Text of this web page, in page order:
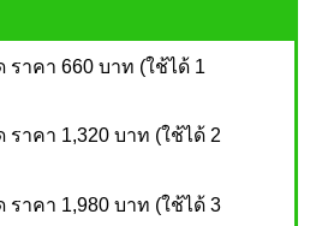
าคา 660 บาท (ใช้ได้ 1
าคา 1,320 บาท (ใช้ได้ 2
าคา 1,980 บาท (ใช้ได้ 3